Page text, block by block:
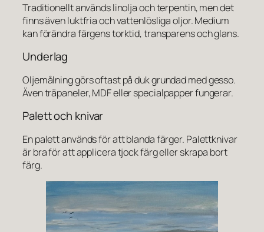
Traditionellt används linolja och terpentin, men det
finns även luktfria och vattenlösliga oljor. Medium
kan förändra färgens torktid, transparens och glans.
Underlag
Oljemålning görs oftast på duk grundad med gesso.
Även träpaneler, MDF eller specialpapper fungerar.
Palett och knivar
En palett används för att blanda färger. Palettknivar
är bra för att applicera tjock färg eller skrapa bort
färg.